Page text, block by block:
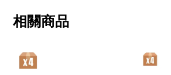
相關商品